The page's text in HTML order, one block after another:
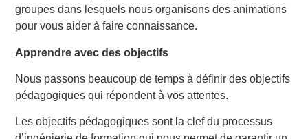
groupes dans lesquels nous organisons des animations
pour vous aider à faire connaissance.
Apprendre avec des objectifs
Nous passons beaucoup de temps à définir des objectifs
pédagogiques qui répondent à vos attentes.
Les objectifs pédagogiques sont la clef du processus